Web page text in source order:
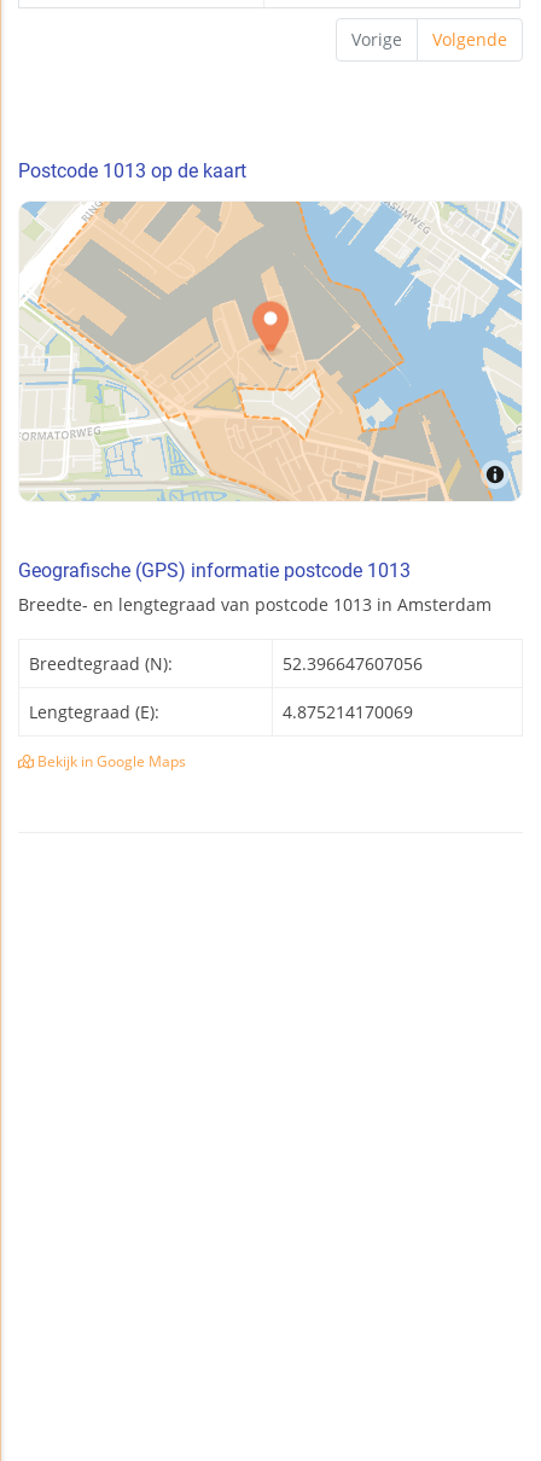
Vorige Volgende
Postcode 1013 op de kaart
Geografische (GPS) informatie postcode 1013
Breedte- en lengtegraad van postcode 1013 in Amsterdam
Breedtegraad (N): 52.396647607056
Lengtegraad (E): 4.875214170069
Bekijk in Google Maps